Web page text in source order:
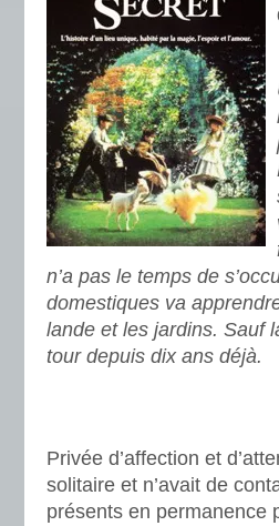
n’a pas le temps de
domestiques va
lande et les jardins. Sauf
tour depuis dix ans déjà.
Privée d’affection et
solitaire et n’avait de
présents en permanence